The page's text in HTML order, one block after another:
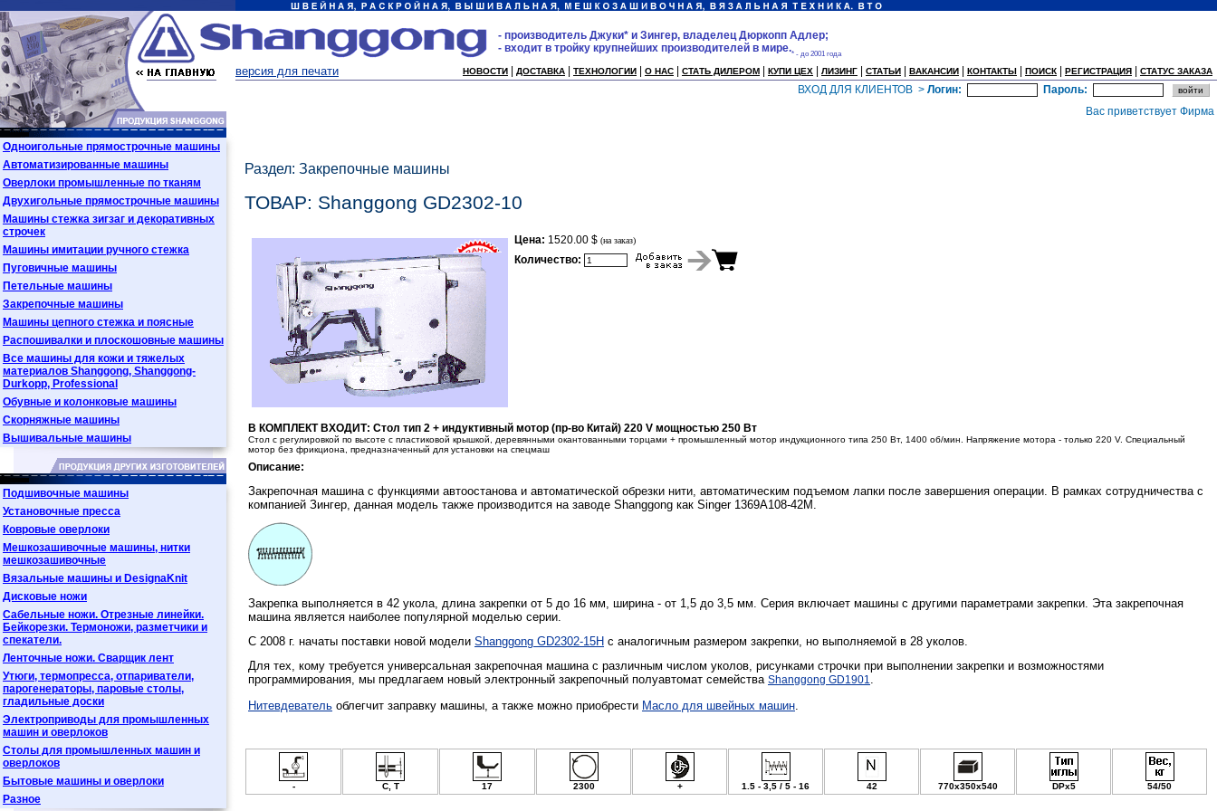
- производитель Джуки* и Зингер, владелец Дюркопп Адлер;
- входит в тройку крупнейших производителей в мире.* - до 2001 года
версия для печати НОВОСТИ ДОСТАВКА ТЕХНОЛОГИИ О НАС СТАТЬ ДИЛЕРОМ КУПИ ЦЕХ ЛИЗИНГ СТАТЬИ ВАКАНСИИ КОНТАКТЫ ПОИСК РЕГИСТРАЦИЯ СТАТУС ЗАКАЗА
ВХОД ДЛЯ КЛИЕНТОВ > Логин:
Пароль:
Вас приветствует Фирма
Одноигольные прямострочные машины
Автоматизированные машины
Оверлоки промышленные по тканям
Двухигольные прямострочные машины
Машины стежка зигзаг и декоративных
строчек
Машины имитации ручного стежка
Пуговичные машины
Петельные машины
Закрепочные машины
Машины цепного стежка и поясные
Распошивалки и плоскошовные машины
Все машины для кожи и тяжелых
материалов Shanggong, Shanggong-
Durkopp, Professional
Обувные и колонковые машины
Скорняжные машины
Вышивальные машины
Подшивочные машины
Установочные пресса
Ковровые оверлоки
Мешкозашивочные машины, нитки
мешкозашивочные
Вязальные машины и DesignaKnit
Дисковые ножи
Сабельные ножи. Отрезные линейки.
Бейкорезки. Термоножи, разметчики и
спекатели.
Ленточные ножи. Сварщик лент
Утюги, термопресса, отпариватели,
парогенераторы, паровые столы,
гладильные доски
Электроприводы для промышленных
машин и оверлоков
Столы для промышленных машин и
оверлоков
Бытовые машины и оверлоки
Разное
Раздел: Закрепочные машины
ТОВАР: Shanggong GD2302-10
Цена: 1520.00 $ (на заказ)
Количество:
В КОМПЛЕКТ ВХОДИТ: Cтол тип 2 + индуктивный мотор (пр-во Китай) 220 V мощностью 250 Вт
Стол c регулировкой по высоте с пластиковой крышкой, деревянными окантованными торцами + промышленный мотор индукционного типа 250 Вт, 1400 об/мин. Напряжение мотора - только 220 V. Специальный
мотор без фрикциона, предназначенный для установки на спецмаш
Описание:
Закрепочная машина с функциями автоостанова и автоматической обрезки нити, автоматическим подъемом лапки после завершения операции. В рамках сотрудничества с
компанией Зингер, данная модель также производится на заводе Shanggong как Singer 1369A108-42M.
Закрепка выполняется в 42 укола, длина закрепки от 5 до 16 мм, ширина - от 1,5 до 3,5 мм. Серия включает машины с другими параметрами закрепки. Эта закрепочная
машина является наиболее популярной моделью серии.
С 2008 г. начаты поставки новой модели Shanggong GD2302-15H с аналогичным размером закрепки, но выполняемой в 28 уколов.
Для тех, кому требуется универсальная закрепочная машина с различным числом уколов, рисунками строчки при выполнении закрепки и возможностями
программирования, мы предлагаем новый электронный закрепочный полуавтомат семейства Shanggong GD1901.
Нитевдеватель облегчит заправку машины, а также можно приобрести Масло для швейных машин.
- С, Т 17 2300 + 1.5 - 3,5 / 5 - 16 42 770х350х540 DPx5 54/50